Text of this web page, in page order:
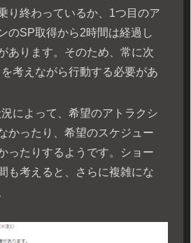
り終わっているか、1つ目のア
のSP取得から2時間は経過し
あります。そのため、常に次
考えながら行動する必要があ
によって、希望のアトラクシ
かったり、希望のスケジュー
ったりするようです。ショー
も考えると、さらに複雑にな